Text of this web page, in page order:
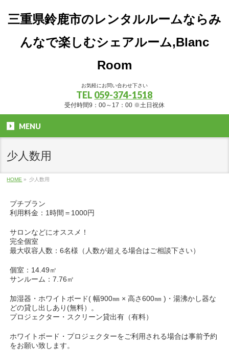
三重県鈴鹿市のレンタルルームならみ
んなで楽しむシェアルーム,Blanc
Room
お気軽にお問い合わせ下さい
TEL 059-374-1518
受付時間9：00～17：00 ※土日祝休
MENU
少人数用
HOME » 少人数用
プチブラン
利用料金：1時間＝1000円
サロンなどにオススメ！
完全個室
最大収容人数：6名様（人数が超える場合はご相談下さい）
個室：14.49㎡
サンルーム：7.76㎡
加湿器・ホワイトボード( 幅900㎜ × 高さ600㎜ )・湯沸かし器な
どの貸し出しあり(無料）。
プロジェクター・スクリーン貸出有（有料）
ホワイトボード・プロジェクターをご利用される場合は事前予約
をお願い致します。